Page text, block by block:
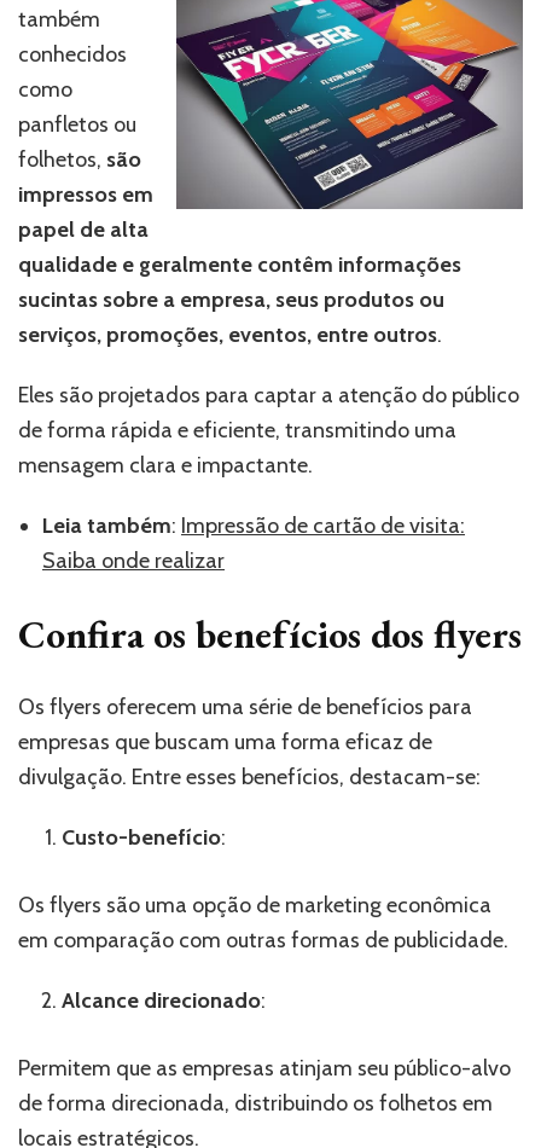
também
conhecidos
como
panfletos ou
folhetos, são
impressos em
papel de alta
qualidade e geralmente contêm informações
sucintas sobre a empresa, seus produtos ou
serviços, promoções, eventos, entre outros.
Eles são projetados para captar a atenção do público
de forma rápida e eficiente, transmitindo uma
mensagem clara e impactante.
Leia também: Impressão de cartão de visita:
Saiba onde realizar
Confira os benefícios dos flyers
Os flyers oferecem uma série de benefícios para
empresas que buscam uma forma eficaz de
divulgação. Entre esses benefícios, destacam-se:
Custo-benefício:
Os flyers são uma opção de marketing econômica
em comparação com outras formas de publicidade.
Alcance direcionado:
Permitem que as empresas atinjam seu público-alvo
de forma direcionada, distribuindo os folhetos em
locais estratégicos.